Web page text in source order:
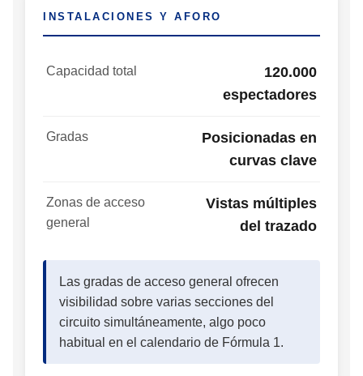
INSTALACIONES Y AFORO
Capacidad total
120.000
espectadores
Gradas
Posicionadas en
curvas clave
Zonas de acceso
general
Vistas múltiples
del trazado
Las gradas de acceso general ofrecen
visibilidad sobre varias secciones del
circuito simultáneamente, algo poco
habitual en el calendario de Fórmula 1.